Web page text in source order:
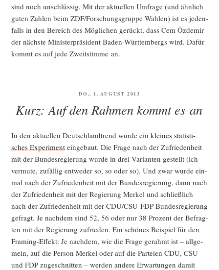
sind noch unschlüs­sig. Mit der aktu­el­len Umfra­ge (und ähn­lich
guten Zah­len beim ZDF/Forschungsgruppe Wah­len) ist es jeden­
falls in den Bereich des Mög­li­chen gerückt, dass Cem Özd­emir
der nächs­te Minis­ter­prä­si­dent Baden-Würt­tem­bergs wird. Dafür
kommt es auf jede Zweit­stim­me an.
VERÖFFENTLICHT
DO., 1. AUGUST 2013
Kurz: Auf den Rahmen kommt es an
In den aktu­el­len Deutsch­land­trend wur­de ein klei­nes sta­tis­ti­
sches Expe­ri­mentein­ge­baut. Die Fra­ge nach der Zufrie­den­heit
mit der Bun­des­re­gie­rung wur­de in drei Vari­an­ten gestellt (ich
ver­mu­te, zufäl­lig ent­we­der so, so oder so). Und zwar wur­de ein­
mal nach der Zufrie­den­heit mit der Bun­des­re­gie­rung, dann nach
der Zufrie­den­heit mit der Regie­rung Mer­kel und schließ­lich
nach der Zufrie­den­heit mit der CDU/C­SU-FDP-Bun­des­re­gie­rung
gefragt. Je nach­dem sind 52, 56 oder nur 38 Pro­zent der Befrag­
ten mit der Regie­rung zufrie­den. Ein schö­nes Bei­spiel für den
Framing-Effekt: Je nach­dem, wie die Fra­ge gerahmt ist – all­ge­
mein, auf die Per­son Mer­kel oder auf die Par­tei­en CDU, CSU
und FDP zuge­schnit­ten – wer­den ande­re Erwar­tun­gen damit